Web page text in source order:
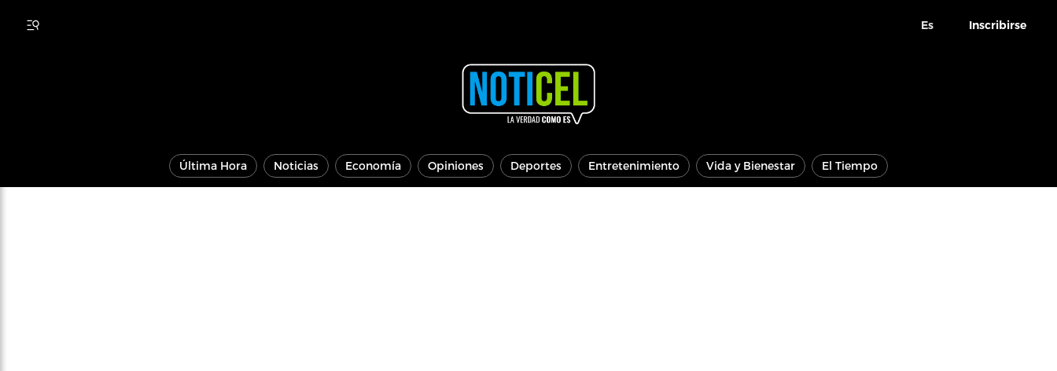
Es Inscribirse
Última Hora Noticias Economía Opiniones Deportes Entretenimiento Vida y Bienestar El Tiempo